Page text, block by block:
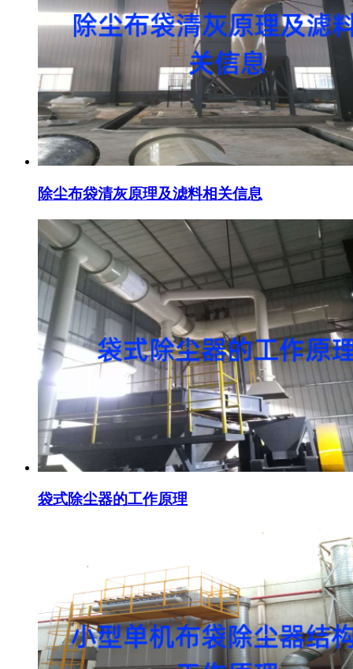
除尘布袋清灰原理及滤料相关信息
袋式除尘器的工作原理